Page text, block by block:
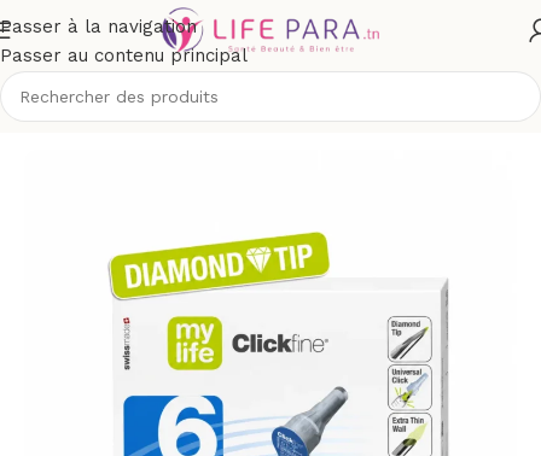
Passer à la navigation
Passer au contenu principal
/Boutique/Compléments alimentaires/Confort/glycémie